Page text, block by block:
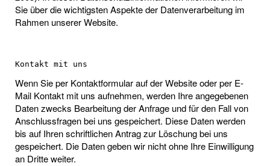
Sie über die wichtigsten Aspekte der Datenverarbeitung im
Rahmen unserer Website.
Kontakt mit uns
Wenn Sie per Kontaktformular auf der Website oder per E-
Mail Kontakt mit uns aufnehmen, werden Ihre angegebenen
Daten zwecks Bearbeitung der Anfrage und für den Fall von
Anschlussfragen bei uns gespeichert. Diese Daten werden
bis auf Ihren schriftlichen Antrag zur Löschung bei uns
gespeichert. Die Daten geben wir nicht ohne Ihre Einwilligung
an Dritte weiter.